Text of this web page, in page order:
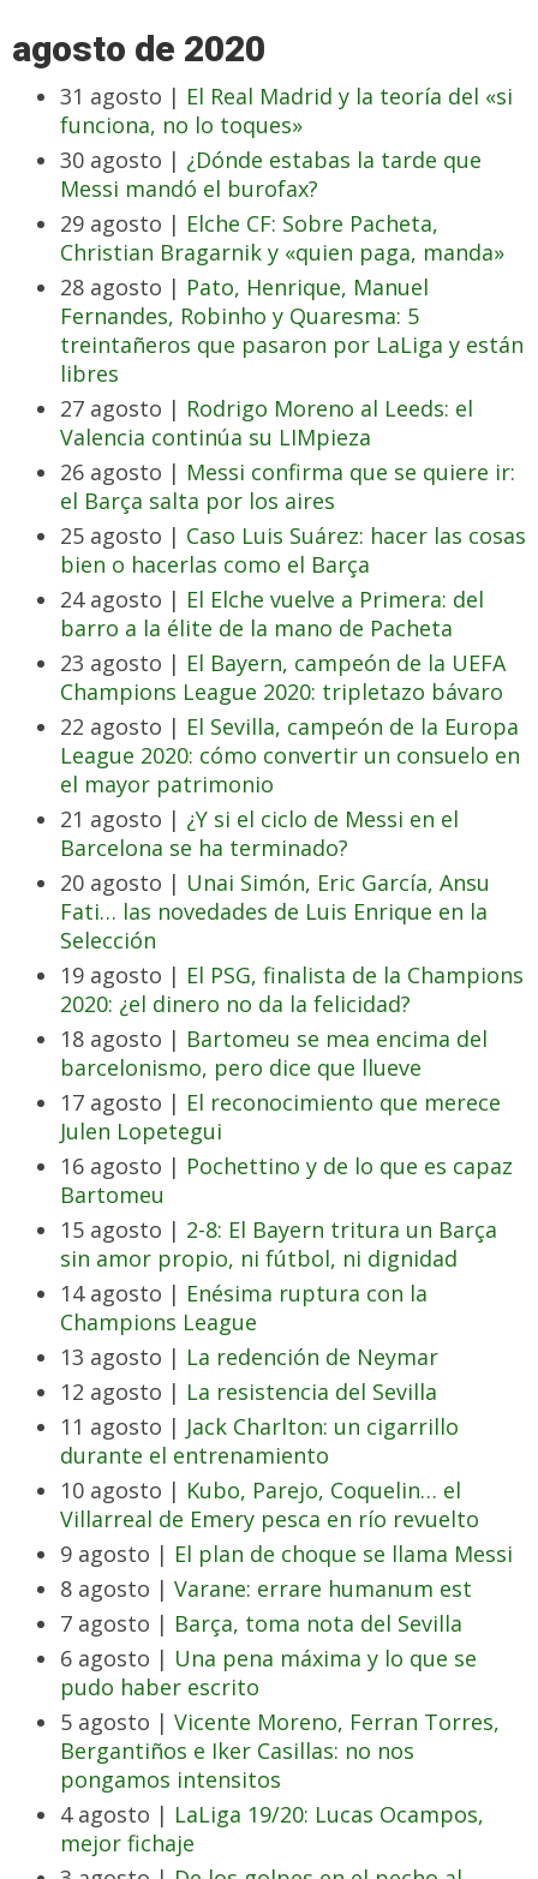
agosto de 2020
31 agosto | El Real Madrid y la teoría del «si
funciona, no lo toques»
30 agosto | ¿Dónde estabas la tarde que
Messi mandó el burofax?
29 agosto | Elche CF: Sobre Pacheta,
Christian Bragarnik y «quien paga, manda»
28 agosto | Pato, Henrique, Manuel
Fernandes, Robinho y Quaresma: 5
treintañeros que pasaron por LaLiga y están
libres
27 agosto | Rodrigo Moreno al Leeds: el
Valencia continúa su LIMpieza
26 agosto | Messi confirma que se quiere ir:
el Barça salta por los aires
25 agosto | Caso Luis Suárez: hacer las cosas
bien o hacerlas como el Barça
24 agosto | El Elche vuelve a Primera: del
barro a la élite de la mano de Pacheta
23 agosto | El Bayern, campeón de la UEFA
Champions League 2020: tripletazo bávaro
22 agosto | El Sevilla, campeón de la Europa
League 2020: cómo convertir un consuelo en
el mayor patrimonio
21 agosto | ¿Y si el ciclo de Messi en el
Barcelona se ha terminado?
20 agosto | Unai Simón, Eric García, Ansu
Fati… las novedades de Luis Enrique en la
Selección
19 agosto | El PSG, finalista de la Champions
2020: ¿el dinero no da la felicidad?
18 agosto | Bartomeu se mea encima del
barcelonismo, pero dice que llueve
17 agosto | El reconocimiento que merece
Julen Lopetegui
16 agosto | Pochettino y de lo que es capaz
Bartomeu
15 agosto | 2-8: El Bayern tritura un Barça
sin amor propio, ni fútbol, ni dignidad
14 agosto | Enésima ruptura con la
Champions League
13 agosto | La redención de Neymar
12 agosto | La resistencia del Sevilla
11 agosto | Jack Charlton: un cigarrillo
durante el entrenamiento
10 agosto | Kubo, Parejo, Coquelin… el
Villarreal de Emery pesca en río revuelto
9 agosto | El plan de choque se llama Messi
8 agosto | Varane: errare humanum est
7 agosto | Barça, toma nota del Sevilla
6 agosto | Una pena máxima y lo que se
pudo haber escrito
5 agosto | Vicente Moreno, Ferran Torres,
Bergantiños e Iker Casillas: no nos
pongamos intensitos
4 agosto | LaLiga 19/20: Lucas Ocampos,
mejor fichaje